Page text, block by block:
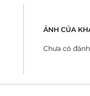
ẢNH CỦA
Chưa có